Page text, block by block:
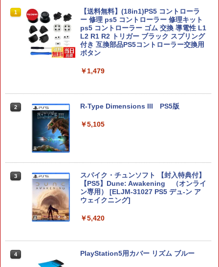
1
【 Nintendo Switch2 ケース対応 】Swi
tch2用 ケース 専用収納ボックス フルセ
ット対応ケース 防水ナイロン スイッチ
ケース 大容量 防水 防塵 耐衝撃 全面保護
ギフト 多機能ゲームケース ゲームカー
ド収納可能 まとめ収納バッグ 大容量タ
【中古】Switch2 星のカービィ ディス
カバリー Nintendo Switch 2 Edit
ion ＋ スターリーワールド (ニンテン
1
【送料無料】(18in1)PS5 コントローラ
ー 修理 ps5 コントローラー 修理キット
ps5 コントローラー ゴム 交換 導電性 L1
L2 R1 R2 トリガー ブラック スプリング
付き 互換部品PS5コントローラー交換用
ボタン
￥1,479
2 R-Type Dimensions III PS5版
￥5,105
3
スパイク・チュンソフト 【封入特典付】
【PS5】Dune: Awakening （オンライ
ン専用） [ELJM-31027 PS5 デュ-ン ア
ウェイクニング]
￥5,420
4 PlayStation5用カバー リズム ブルー